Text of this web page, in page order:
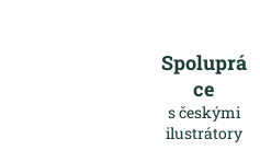
Spoluprá
ce
s českými
ilustrátory